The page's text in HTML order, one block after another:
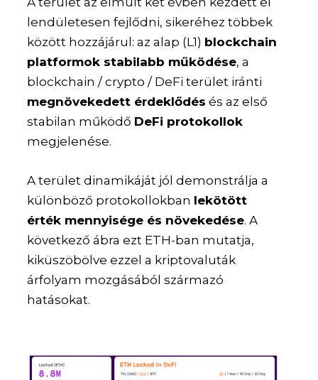
lendületesen fejlődni, sikeréhez többek
között hozzájárul: az alap (L1) blockchain
platformok stabilabb működése, a
blockchain / crypto / DeFi terület iránti
megnövekedett érdeklődés és az első
stabilan működő DeFi protokollok
megjelenése.
A terület dinamikáját jól demonstrálja a
különböző protokollokban lekötött
érték mennyisége és növekedése. A
következő ábra ezt ETH-ban mutatja,
kiküszöbölve ezzel a kriptovaluták
árfolyam mozgásából származó
hatásokat.